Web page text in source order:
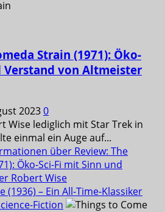
Strain (1971): Öko-
Verstand von Altmeister
20230
Wise lediglich mit Star Trek in
einmal ein Auge auf...
über Review: The
Öko-Sci-Fi mit Sinn und
Robert Wise
(1936) – Ein All-Time-Klassiker
Fiction